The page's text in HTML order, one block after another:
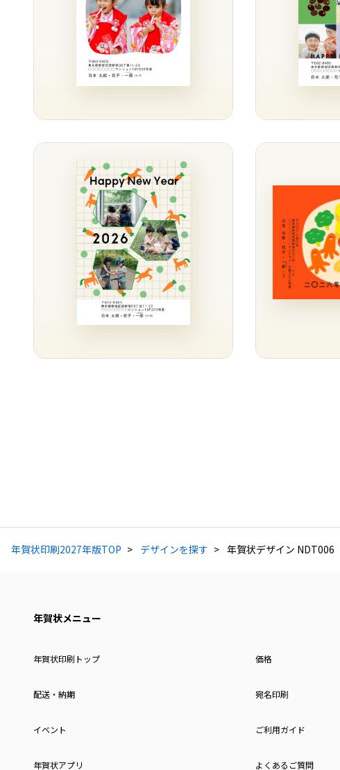
年賀状印刷2027年版TOP デザインを探す 年賀状デザイン NDT006
年賀状メニュー
年賀状印刷トップ 価格
配送・納期 宛名印刷
イベント ご利用ガイド
年賀状アプリ よくあるご質問